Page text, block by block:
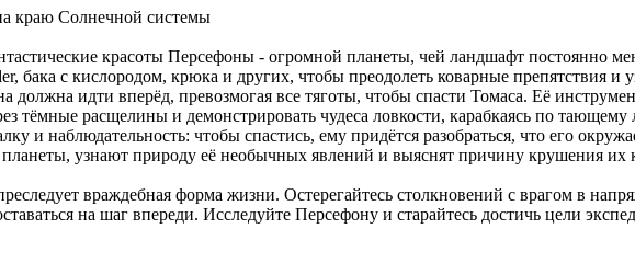
краю Солнечной системы
красоты Персефоны - огромной планеты, чей ландшафт постоянно
бака с кислородом, крюка и других, чтобы преодолеть коварные препятствия
идти вперёд, превозмогая все тяготы, чтобы спасти Томаса. Её
тёмные расщелины и демонстрировать чудеса ловкости, карабкаясь по
и наблюдательность: чтобы спастись, ему придётся разобраться, что его
узнают природу её необычных явлений и выяснят причину крушения их
враждебная форма жизни. Остерегайтесь столкновений с врагом в
на шаг впереди. Исследуйте Персефону и старайтесь достичь цели